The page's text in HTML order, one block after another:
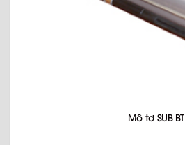
Mô tơ SUB BT